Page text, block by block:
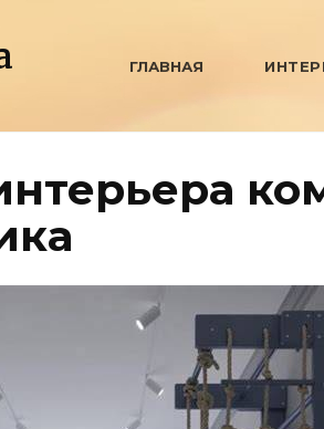
ГЛАВНАЯ